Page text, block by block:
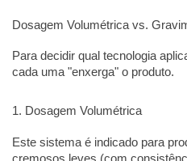
Dosagem Volumétrica vs.
Para decidir qual tecnologia
cada uma "enxerga" o produto.
1. Dosagem Volumétrica
Este sistema é indicado para